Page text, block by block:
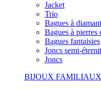
Jacket
Trio
Bagues à
Bagues à pierres
Bagues fantaisies
Joncs semi-
Joncs
BIJOUX FAMILIAUX